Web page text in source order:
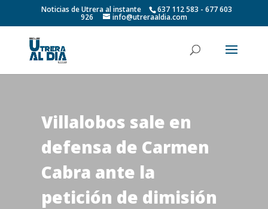
Noticias de Utrera al instante 637 112 583 - 677 603
926 info@utreraaldia.com
Villalobos sale en
defensa de Carmen
Cabra ante la
petición de dimisión